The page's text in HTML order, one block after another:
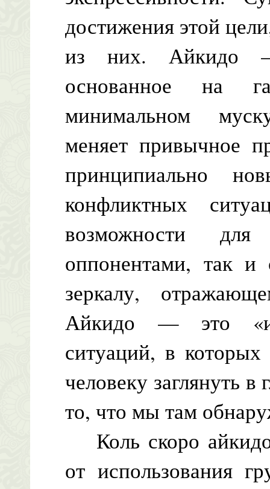
достижения этой
из них. Айкидо —
основанное на
минимальном
меняет привычное
принципиально
конфликтных
возможности
оппонентами, так
зеркалу,
Айкидо — это
ситуаций, в
человеку заглянуть
то, что мы там
Коль скоро айкидо
от использования